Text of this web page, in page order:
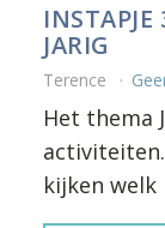
JARIG
Terence
Het thema
kijken